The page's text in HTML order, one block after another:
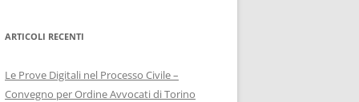
SU TELEGRAM
ONIF
ARTICOLI RECENTI
Le Prove Digitali nel Processo Civile –
Convegno per Ordine Avvocati di Torino